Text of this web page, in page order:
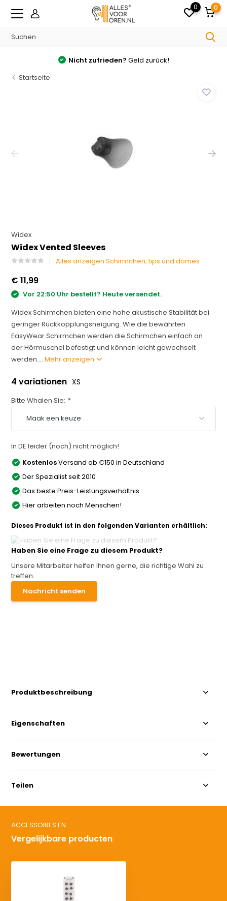
0 0
Nicht zufrieden? Geld zurück!
Startseite
Widex
Widex Vented Sleeves
Alles anzeigen Schirmchen, tips und domes
€ 11,99
Vor 22:50 Uhr bestellt? Heute versendet.
Widex Schirmchen bieten eine hohe akustische Stabilität bei
geringer Rückkopplungsneigung. Wie die bewährten
EasyWear Schirmchen werden die Schirmchen einfach an
der Hörmuschel befestigt und können leicht gewechselt
werden....Mehr anzeigen
4 variationen XS
Bitte Whalen Sie: *
In DE leider (noch) nicht möglich!
KostenlosVersand ab €150 in Deutschland
Der Spezialist seit 2010
Das beste Preis-Leistungsverhältnis
Hier arbeiten noch Menschen!
Dieses Produkt ist in den folgenden Varianten erhältlich:
Haben Sie eine Frage zu diesem Produkt?
Unsere Mitarbeiter helfen Ihnen gerne, die richtige Wahl zu
treffen.
Nachricht senden
Produktbeschreibung
Eigenschaften
Bewertungen
Teilen
ACCESSOIRES EN
Vergelijkbare producten